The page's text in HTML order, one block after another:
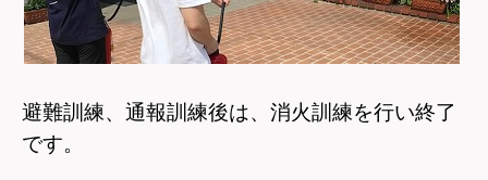
避難訓練、通報訓練後は、消火訓練を行い終了
です。